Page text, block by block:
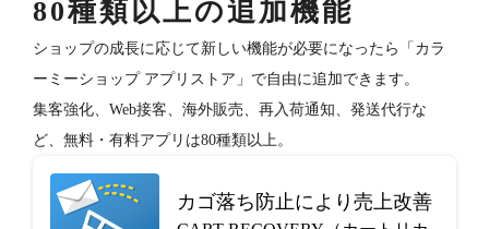
80種類以上の追加機能
ショップの成長に応じて新しい機能が必要になったら「カラ
ーミーショップ アプリストア」で自由に追加できます。
集客強化、Web接客、海外販売、再入荷通知、発送代行な
ど、無料・有料アプリは80種類以上。
カゴ落ち防止により売上改善